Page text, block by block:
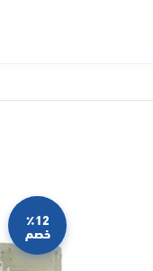
٪12
خصم